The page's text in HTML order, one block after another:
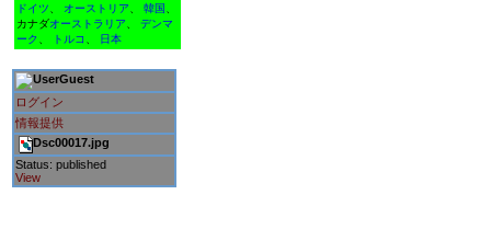
ドイツ
オーストリア 韓国
カナダオーストラリア
デンマ
ーク
トルコ 日本
Guest
ログイン
情報提供
Dsc00017.jpg
Status: published
View